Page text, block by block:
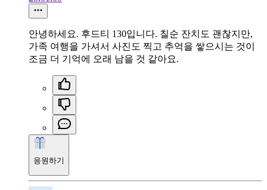
안녕하세요. 후드티 130입니다. 칠순 잔치도 괜찮지만,
가족 여행을 가셔서 사진도 찍고 추억을 쌓으시는 것이
조금 더 기억에 오래 남을 것 같아요.
응원하기